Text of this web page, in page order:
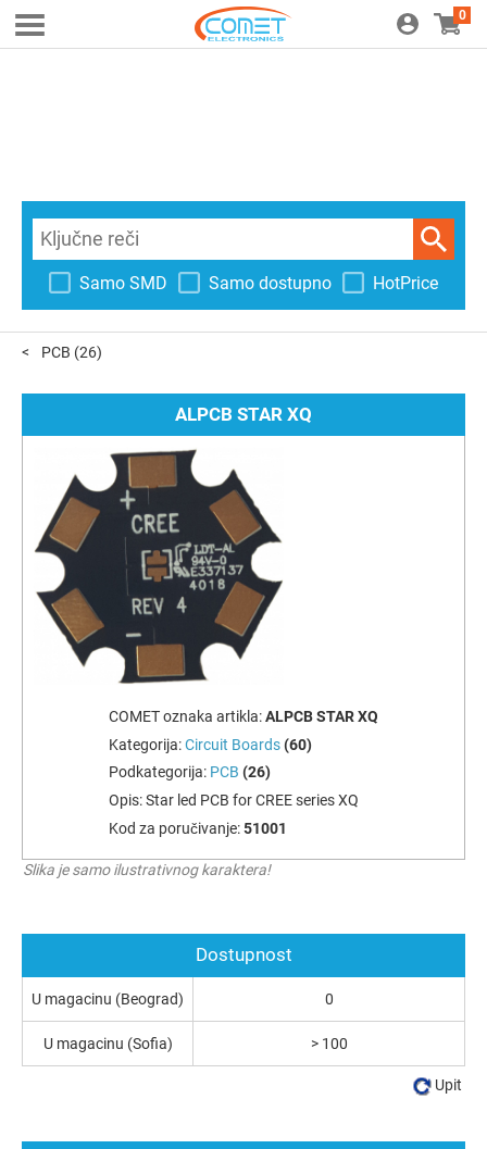
0
Samo SMD Samo dostupno HotPrice
PCB (26)
ALPCB STAR XQ
COMET oznaka artikla:ALPCB STAR XQ
Kategorija:Circuit Boards(60)
Podkategorija: PCB (26)
Opis:Star led PCB for CREE series XQ
Kod za poručivanje:51001
Slika je samo ilustrativnog karaktera!
Dostupnost
U magacinu (Beograd) 0
U magacinu (Sofia) > 100
Upit